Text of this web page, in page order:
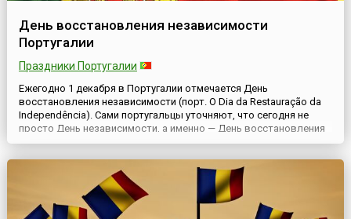
День восстановления независимости
Португалии
Праздники Португалии
Ежегодно 1 декабря в Португалии отмечается День
восстановления независимости (порт. O Dia da Restauração da
Independência). Сами португальцы уточняют, что сегодня не
просто День независимости, а именно — День восстановления
независимости.В 1580 году Португалия потеряла независимость
испанский король Филипп II завладел португальской коро...